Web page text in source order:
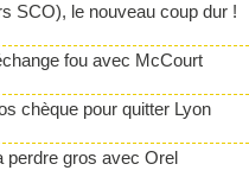
SCO), le nouveau coup dur !
fou avec McCourt
chèque pour quitter Lyon
perdre gros avec Orel